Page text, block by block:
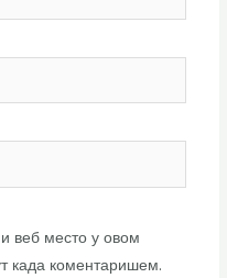
веб место у овом
када коментаришем.